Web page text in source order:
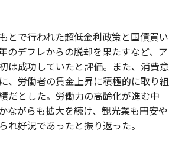
とで行われた超低金利政策と国債買い
のデフレからの脱却を果たすなど、ア
は成功していたと評価。また、消費意
、労働者の賃金上昇に積極的に取り組
だとした。労働力の高齢化が進む中
ながらも拡大を続け、観光業も円安や
れ好況であったと振り返った。